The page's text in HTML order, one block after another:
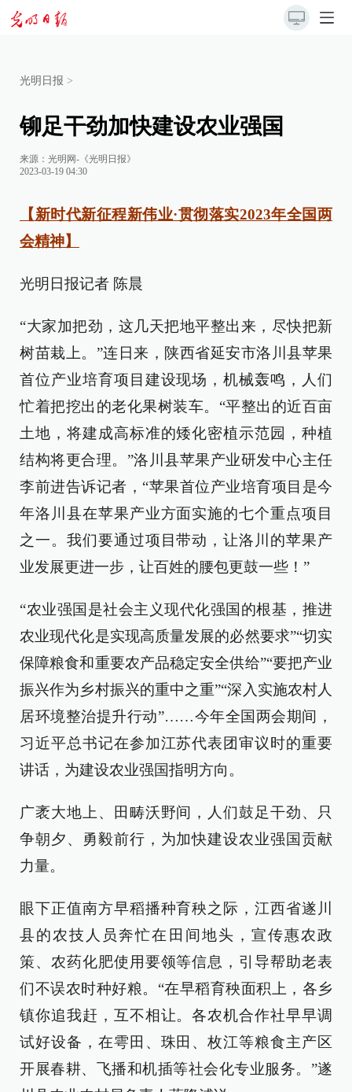
光明日报 >
铆足干劲加快建设农业强国
来源： 光明网-《光明日报》
2023-03-19 04:30
【新时代新征程新伟业·贯彻落实2023年全国两
会精神】
光明日报记者 陈晨
“大家加把劲，这几天把地平整出来，尽快把新
树苗栽上。”连日来，陕西省延安市洛川县苹果
首位产业培育项目建设现场，机械轰鸣，人们
忙着把挖出的老化果树装车。“平整出的近百亩
土地，将建成高标准的矮化密植示范园，种植
结构将更合理。”洛川县苹果产业研发中心主任
李前进告诉记者，“苹果首位产业培育项目是今
年洛川县在苹果产业方面实施的七个重点项目
之一。我们要通过项目带动，让洛川的苹果产
业发展更进一步，让百姓的腰包更鼓一些！”
“农业强国是社会主义现代化强国的根基，推进
农业现代化是实现高质量发展的必然要求”“切实
保障粮食和重要农产品稳定安全供给”“要把产业
振兴作为乡村振兴的重中之重”“深入实施农村人
居环境整治提升行动”……今年全国两会期间，
习近平总书记在参加江苏代表团审议时的重要
讲话，为建设农业强国指明方向。
广袤大地上、田畴沃野间，人们鼓足干劲、只
争朝夕、勇毅前行，为加快建设农业强国贡献
力量。
眼下正值南方早稻播种育秧之际，江西省遂川
县的农技人员奔忙在田间地头，宣传惠农政
策、农药化肥使用要领等信息，引导帮助老表
们不误农时种好粮。“在早稻育秧面积上，各乡
镇你追我赶，互不相让。各农机合作社早早调
试好设备，在雩田、珠田、枚江等粮食主产区
开展春耕、飞播和机插等社会化专业服务。”遂